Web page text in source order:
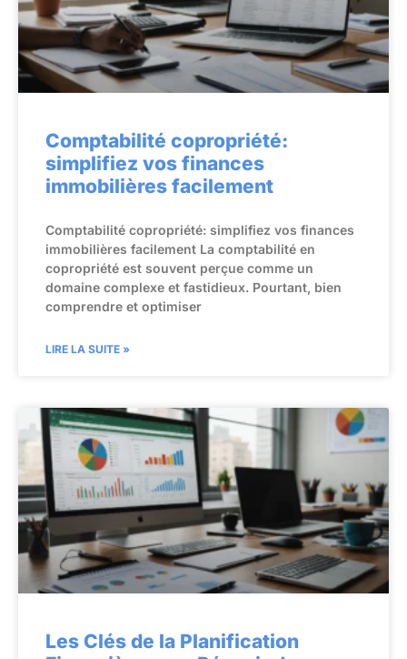
Comptabilité copropriété:
simplifiez vos finances
immobilières facilement
Comptabilité copropriété: simplifiez vos finances
immobilières facilement La comptabilité en
copropriété est souvent perçue comme un
domaine complexe et fastidieux. Pourtant, bien
comprendre et optimiser
LIRE LA SUITE »
Les Clés de la Planification